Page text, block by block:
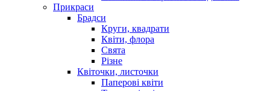
Прикраси
Брадси
Круги, квадрати
Квіти, флора
Свята
Різне
Квіточки, листочки
Паперові квіти